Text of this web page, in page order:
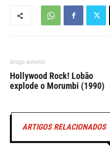
Artigo anterior
Hollywood Rock! Lobão
explode o Morumbi (1990)
ARTIGOS RELACIONADOS